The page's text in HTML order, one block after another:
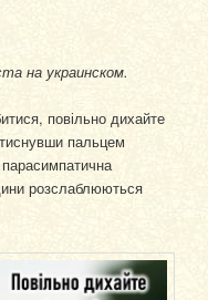
на украинском.
повільно дихайте
пальцем
розслаблюються